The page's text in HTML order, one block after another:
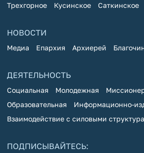
Трехгорное
Кусинское Саткинское
НОВОСТИ
Медиа Епархия Архиерей
ДЕЯТЕЛЬНОСТЬ
Социальная Молодежная
Образовательная
Информационно-
Взаимодействие с силовыми
ПОДПИСЫВАЙТЕСЬ: